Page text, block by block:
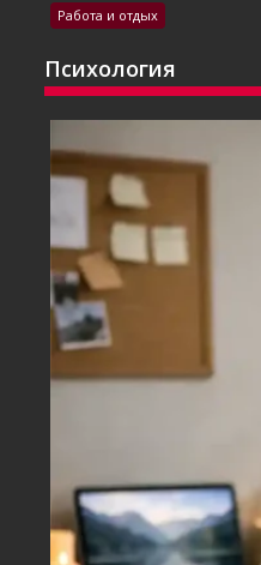
Работа и отдых
Психология